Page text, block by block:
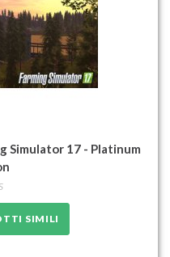
Simulator 17 - Platinum
SIMILI